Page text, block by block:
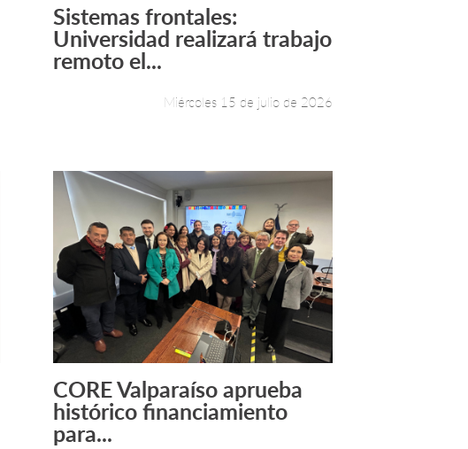
Leer más +
Sistemas frontales:
Universidad realizará trabajo
remoto el...
Miércoles 15 de julio de 2026
Leer más +
CORE Valparaíso aprueba
histórico financiamiento
para...